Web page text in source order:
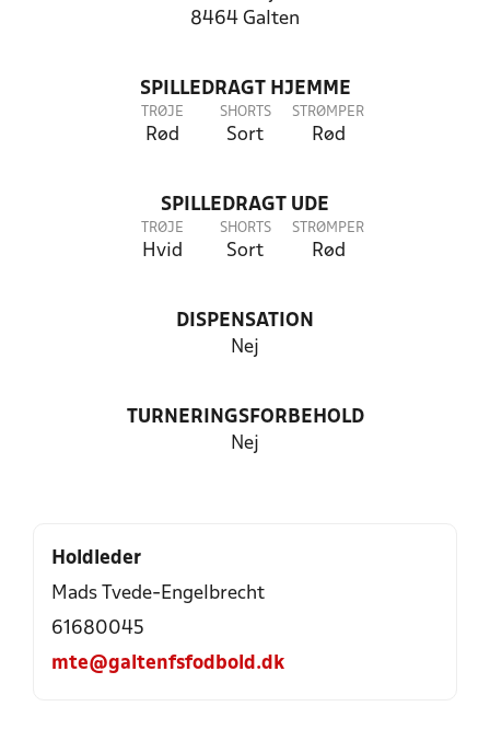
8464 Galten
SPILLEDRAGT HJEMME
TRØJE
Rød
SHORTS
Sort
STRØMPER
Rød
SPILLEDRAGT UDE
TRØJE
Hvid
SHORTS
Sort
STRØMPER
Rød
DISPENSATION
Nej
TURNERINGSFORBEHOLD
Nej
Holdleder
Mads Tvede-Engelbrecht
61680045
mte@galtenfsfodbold.dk